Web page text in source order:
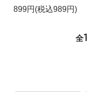
899円(税込989円)
全1